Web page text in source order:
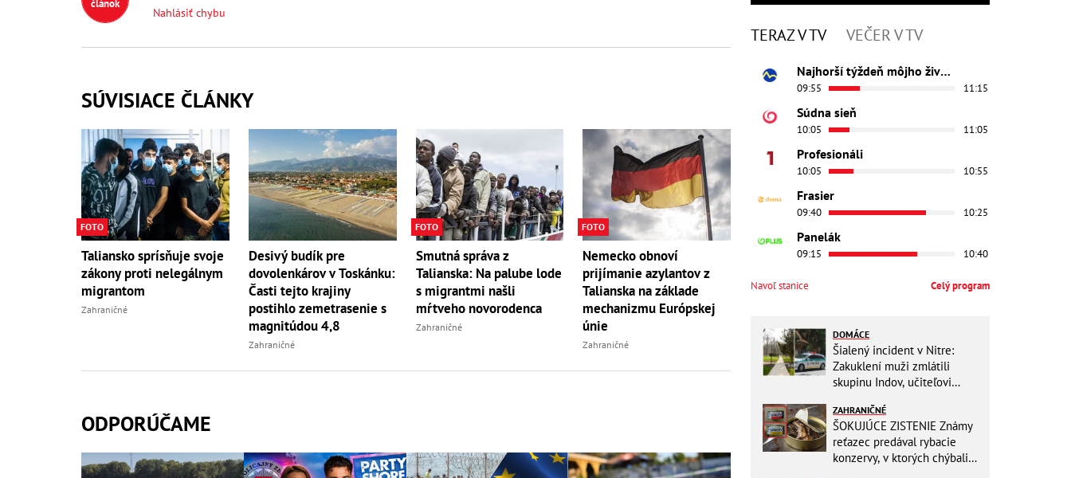
článok
Nahlásiť chybu
SÚVISIACE ČLÁNKY
FOTO
Taliansko sprísňuje svoje
zákony proti nelegálnym
migrantom
Zahraničné
Desivý budík pre
dovolenkárov v Toskánku:
Časti tejto krajiny
postihlo zemetrasenie s
magnitúdou 4,8
Zahraničné
FOTO
Smutná správa z
Talianska: Na palube lode
s migrantmi našli
mŕtveho novorodenca
Zahraničné
FOTO
Nemecko obnoví
prijímanie azylantov z
Talianska na základe
mechanizmu Európskej
únie
Zahraničné
ODPORÚČAME
TERAZ V TV VEČER V TV
Najhorší týždeň môjho života
09:55 11:15
Súdna sieň
10:05 11:05
Profesionáli
10:05 10:55
Frasier
09:40 10:25
Panelák
09:15 10:40
Navoľ stanice Celý program
DOMÁCE
Šialený incident v Nitre:
Zakuklení muži zmlátili
skupinu Indov, učiteľovi
tvár!
ZAHRANIČNÉ
ŠOKUJÚCE ZISTENIE Známy
reťazec predával rybacie
konzervy, v ktorých chýbali